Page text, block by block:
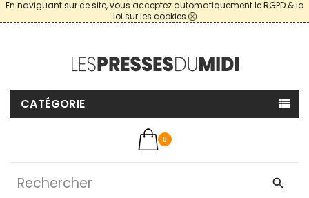
En naviguant sur ce site, vous acceptez automatiquement le RGPD & la
loi sur les cookies
CATÉGORIE
0
search